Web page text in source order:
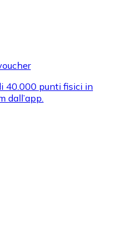
40.000 punti fisici in
dall’app.